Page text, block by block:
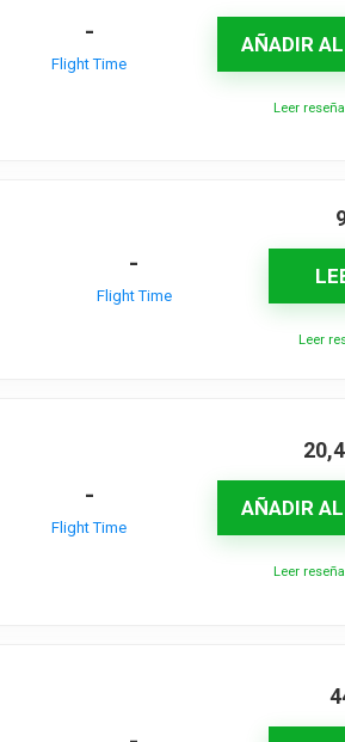
-
Flight Time
AÑADIR
Leer
-
Flight Time
Leer
-
Flight Time
AÑADIR
Leer